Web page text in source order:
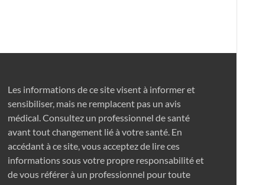
Les informations de ce site visent à informer et
sensibiliser, mais ne remplacent pas un avis
médical. Consultez un professionnel de santé
avant tout changement lié à votre santé. En
accédant à ce site, vous acceptez de lire ces
informations sous votre propre responsabilité et
de vous référer à un professionnel pour toute